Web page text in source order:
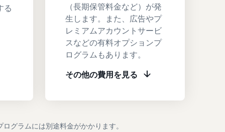
る
（長期保管料金など）が発
生します。また、広告やプ
レミアムアカウントサービ
スなどの有料オプションプ
ログラムもあります。
その他の費用を見る
グラムには別途料金がかかります。